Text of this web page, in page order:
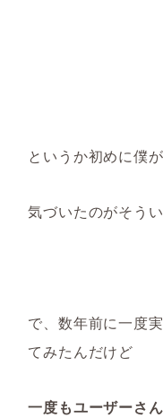
というか初めに僕が
気づいたのがそう
で、数年前に一度
てみたんだけど
一度もユーザーさ